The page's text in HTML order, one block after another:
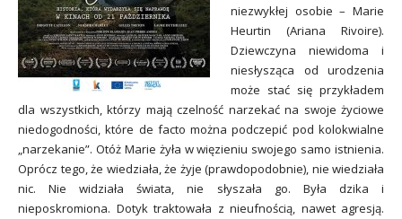
niezwykłej osobie – Marie
Heurtin (Ariana Rivoire).
Dziewczyna niewidoma i
niesłysząca od urodzenia
może stać się przykładem
dla wszystkich, którzy mają czelność narzekać na swoje życiowe
niedogodności, które de facto można podczepić pod kolokwialne
„narzekanie”. Otóż Marie żyła w więzieniu swojego samo istnienia.
Oprócz tego, że wiedziała, że żyje (prawdopodobnie), nie wiedziała
nic. Nie widziała świata, nie słyszała go. Była dzika i
nieposkromiona. Dotyk traktowała z nieufnością, nawet agresją.